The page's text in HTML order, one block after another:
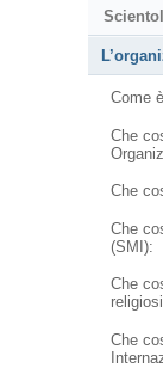
Come
Che
Che
Che
(SMI):
Che
Che